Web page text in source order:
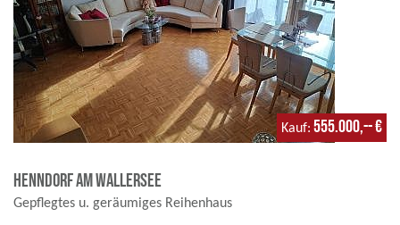
Kauf 555.000,-- €
Henndorf am Wallersee
Gepflegtes u. geräumiges Reihenhaus